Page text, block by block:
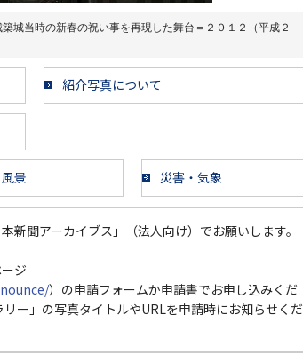
城当時の新春の祝い事を再現した舞台＝２０１２（平成２
紹介写真について
景 災害・気象
新聞アーカイブス」（法人向け）でお願いします。
ジ
）の申請フォームか申請書でお申し込みくだ
ー」の写真タイトルやURLを申請時にお知らせくだ